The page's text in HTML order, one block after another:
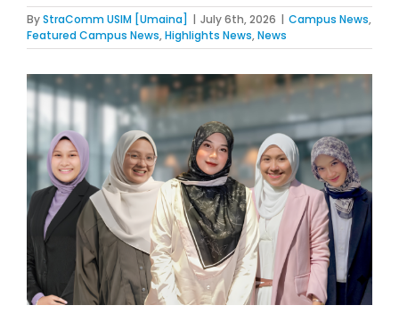
ByStraComm USIM [Umaina] | July 6th, 2026 | Campus News,
Featured Campus News,Highlights News,News
View
Larger
Image